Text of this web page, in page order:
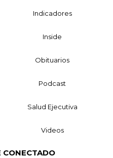
Indicadores
Inside
Obituarios
Podcast
Salud Ejecutiva
Videos
CONECTADO